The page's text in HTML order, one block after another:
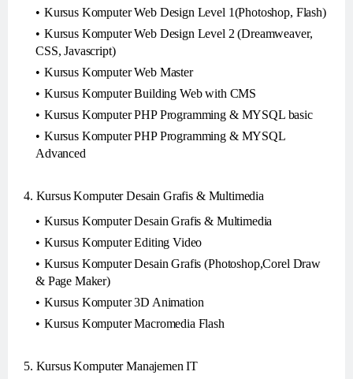
Kursus Komputer Web Design Level 1(Photoshop, Flash)
Kursus Komputer Web Design Level 2 (Dreamweaver,
CSS, Javascript)
Kursus Komputer Web Master
Kursus Komputer Building Web with CMS
Kursus Komputer PHP Programming & MYSQL basic
Kursus Komputer PHP Programming & MYSQL
Advanced
4. Kursus Komputer Desain Grafis & Multimedia
Kursus Komputer Desain Grafis & Multimedia
Kursus Komputer Editing Video
Kursus Komputer Desain Grafis (Photoshop,Corel Draw
& Page Maker)
Kursus Komputer 3D Animation
Kursus Komputer Macromedia Flash
5. Kursus Komputer Manajemen IT